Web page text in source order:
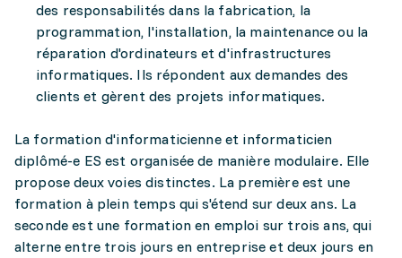
des responsabilités dans la fabrication, la
programmation, l'installation, la maintenance ou la
réparation d'ordinateurs et d'infrastructures
informatiques. Ils répondent aux demandes des
clients et gèrent des projets informatiques.
La formation d'informaticienne et informaticien
diplômé-e ES est organisée de manière modulaire. Elle
propose deux voies distinctes. La première est une
formation à plein temps qui s'étend sur deux ans. La
seconde est une formation en emploi sur trois ans, qui
alterne entre trois jours en entreprise et deux jours en